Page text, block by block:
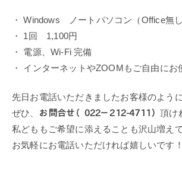
・ Windows ノートパソコン（Office無し
・ 1回 1,100円
・ 電源、Wi-Fi 完備
・ インターネットやZOOMもご自由にお
先日お電話いただきましたお客様のように
ぜひ、
お問合せ（022－212-4711）頂け
私どももご希望に添えることも沢山増え
お気軽にお電話いただければ嬉しいです！